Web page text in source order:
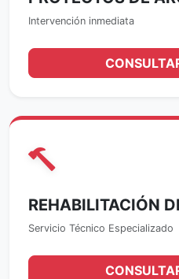
Intervención inmediata
REHABILITACIÓN
Servicio Técnico Especializado